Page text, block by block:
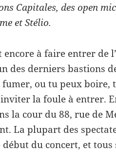
Cap­i­tales, des open
et Stélio.
encore à faire entrer de
des derniers bas­tions
ou tu peux boire,
la foule à entrer.
la cour du 88, rue de
La plu­part des
du con­cert, et tous